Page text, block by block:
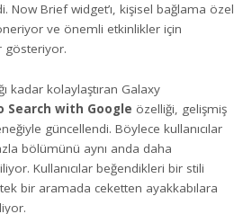
Now Brief widget’ı, kişisel bağlama özel
ve önemli etkinlikler için
gösteriyor.
kadar kolaylaştıran Galaxy
Search with Google özelliği, gelişmiş
güncellendi. Böylece kullanıcılar
bölümünü aynı anda daha
Kullanıcılar beğendikleri bir stili
bir aramada ceketten ayakkabılara